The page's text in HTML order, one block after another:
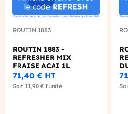
ROUTIN 1883
ROUTIN 1883 -
REFRESHER MIX
FRAISE ACAI 1L
71,40 € HT
Soit 11,90 € l'unité